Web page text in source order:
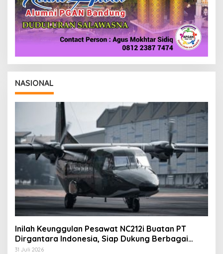
NASIONAL
Inilah Keunggulan Pesawat NC212i Buatan PT
Dirgantara Indonesia, Siap Dukung Berbagai
Operasi TNI
31 Juli 2026